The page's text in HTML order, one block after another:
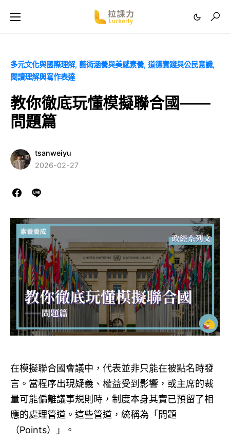
多元文化與國際理解 藝術涵養與美感素養 道德實踐與公民意識
閱讀理解與寫作表達
教你徹底玩懂模擬聯合國——
問題篇
tsanweiyu
2026-02-27
在模擬聯合國會議中，代表並非只能在被點名時發
言。當程序出現疑義、權益受到影響，或主席的裁
量可能偏離議事規則時，制度本身其實已預留了相
應的處理管道。這些管道，統稱為「問題
（Points）」。